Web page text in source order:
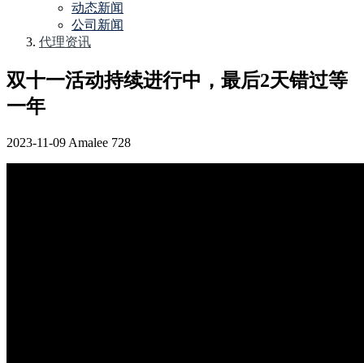
动态新闻
公司新闻
代理资讯
双十一活动持续进行中，最后2天错过等
一年
2023-11-09 Amalee 728